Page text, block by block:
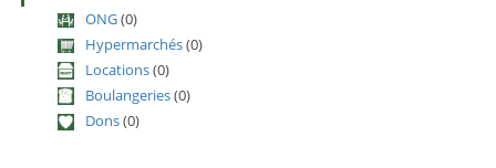
ONG(0)
Hypermarchés(0)
Locations(0)
Boulangeries(0)
Dons(0)